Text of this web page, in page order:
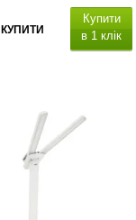
КУПИТИ
Купити
в 1 клік